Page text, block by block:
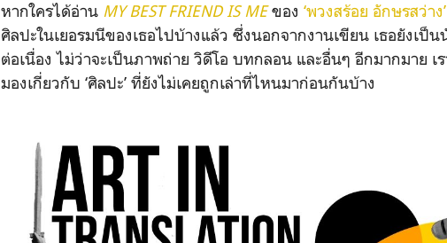
หากใครได้อ่าน MY BEST FRIEND IS MEของ ‘พวงสร้อย อักษรสว่าง’
ศิลปะในเยอรมนีของเธอไปบ้างแล้ว ซึ่งนอกจากงานเขียน เธอยังเป็น
ต่อเนื่อง ไม่ว่าจะเป็นภาพถ่าย วิดีโอ บทกลอน และอื่นๆ อีกมากมาย เ
มองเกี่ยวกับ ‘ศิลปะ’ ที่ยังไม่เคยถูกเล่าที่ไหนมาก่อนกันบ้าง